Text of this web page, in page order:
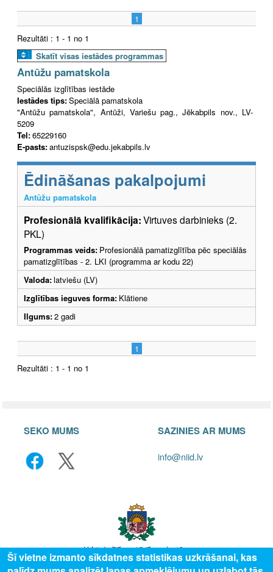
1
Rezultāti : 1 - 1 no 1
Skatīt visas iestādes programmas
Antūžu pamatskola
Speciālās izglītības iestāde
Iestādes tips:Speciālā pamatskola
"Antūžu pamatskola", Antūži, Variešu pag., Jēkabpils nov., LV-
5209
Tel:65229160
E-pasts:antuzispsk@edu.jekabpils.lv
Ēdināšanas pakalpojumi
Antūžu pamatskola
Profesionālā kvalifikācija:Virtuves darbinieks (2.
PKL)
Programmas veids: Profesionālā pamatizglītība pēc speciālās
pamatizglītības - 2. LKI (programma ar kodu 22)
Valoda:latviešu (LV)
Izglītības ieguves forma: Klātiene
Ilgums:2 gadi
1
Rezultāti : 1 - 1 no 1
SEKO MUMS SAZINIES AR MUMS
info@niid.lv
Šī vietne izmanto sīkdatnes statistikas uzkrāšanai, kas